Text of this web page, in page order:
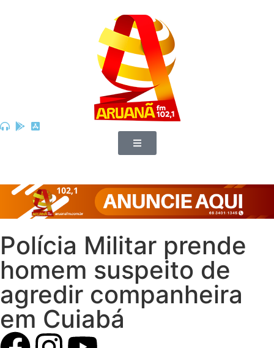
Polícia Militar prende
homem suspeito de
agredir companheira
em Cuiabá